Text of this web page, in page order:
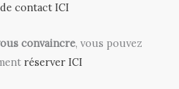
contact ICI
convaincre, vous pouvez
réserver ICI